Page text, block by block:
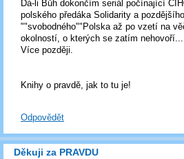
Dá-li Bůh dokončím seriál počínající
polského předáka Solidarity a
""svobodného""Polska až po vzetí na
okolností, o kterých se zatím nehovoří...
Více později.
Knihy o pravdě, jak to tu je!
Odpovědět
Děkuji za PRAVDU